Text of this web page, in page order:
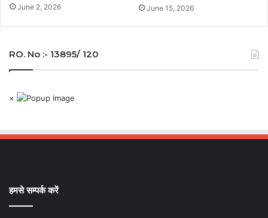
June 2, 2026 June 15, 2026
RO. No :- 13895/ 120
×
हमसे सम्पर्क करें